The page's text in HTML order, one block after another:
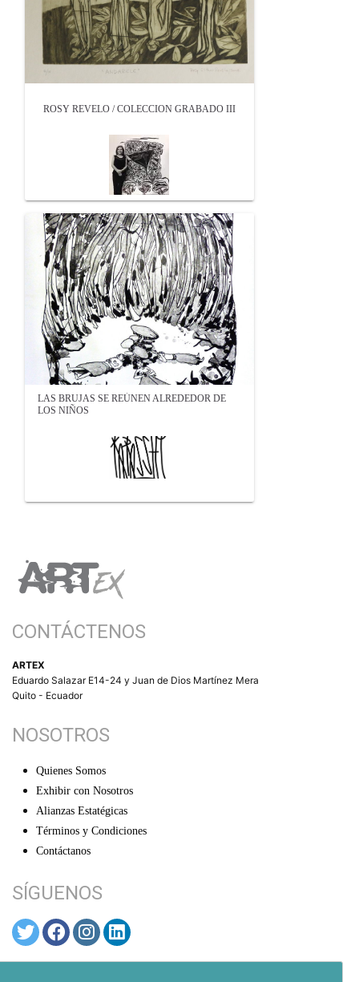
ROSY REVELO / COLECCION GRABADO III
LAS BRUJAS SE REÚNEN ALREDEDOR DE
LOS NIÑOS
CONTÁCTENOS
ARTEX
Eduardo Salazar E14-24 y Juan de Dios Martínez Mera
Quito - Ecuador
NOSOTROS
Quienes Somos
Exhibir con Nosotros
Alianzas Estatégicas
Términos y Condiciones
Contáctanos
SÍGUENOS